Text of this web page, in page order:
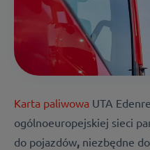
Karta paliwowa UTA
ogólnoeuropejskiej sieci
do pojazdów, niezbędne